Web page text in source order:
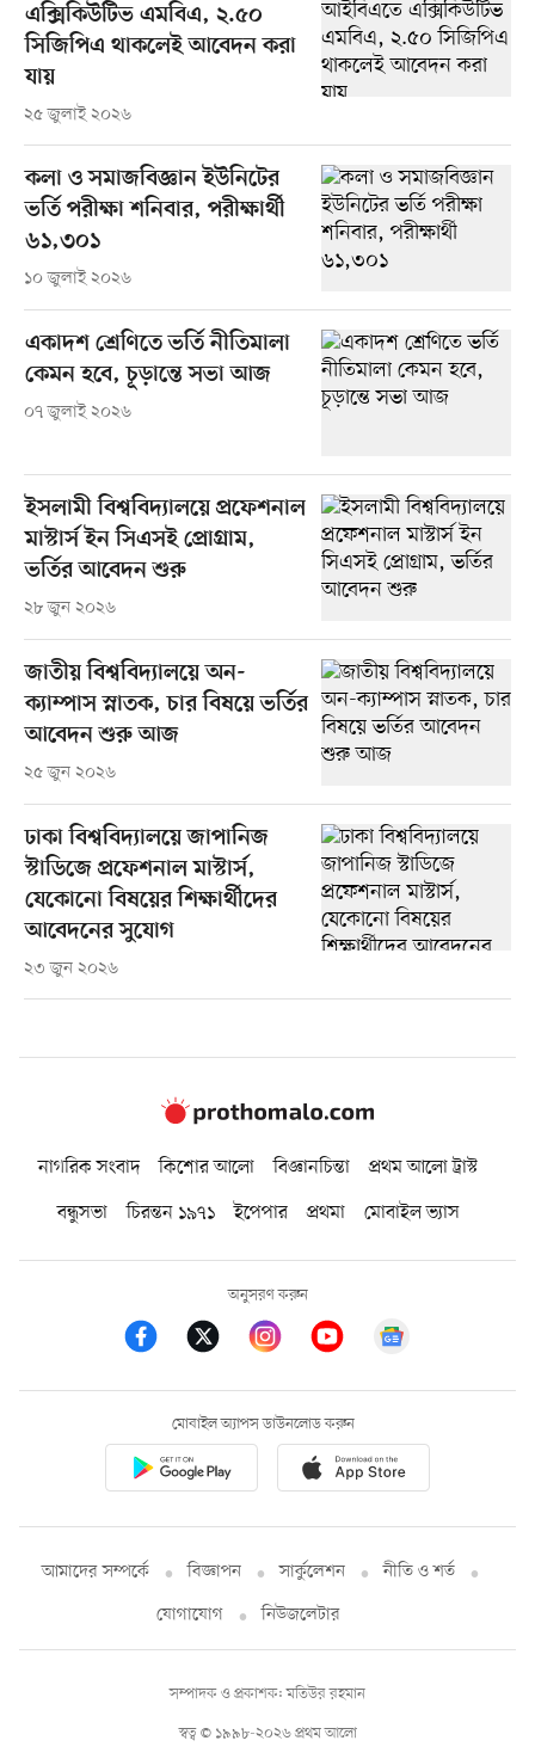
এক্সিকিউটিভ এমবিএ, ২.৫০
সিজিপিএ থাকলেই আবেদন করা
যায়
২৫ জুলাই ২০২৬
কলা ও সমাজবিজ্ঞান ইউনিটের
ভর্তি পরীক্ষা শনিবার, পরীক্ষার্থী
৬১,৩০১
১০ জুলাই ২০২৬
একাদশ শ্রেণিতে ভর্তি নীতিমালা
কেমন হবে, চূড়ান্তে সভা আজ
০৭ জুলাই ২০২৬
ইসলামী বিশ্ববিদ্যালয়ে প্রফেশনাল
মাস্টার্স ইন সিএসই প্রোগ্রাম,
ভর্তির আবেদন শুরু
২৮ জুন ২০২৬
জাতীয় বিশ্ববিদ্যালয়ে অন-
ক্যাম্পাস স্নাতক, চার বিষয়ে ভর্তির
আবেদন শুরু আজ
২৫ জুন ২০২৬
ঢাকা বিশ্ববিদ্যালয়ে জাপানিজ
স্টাডিজে প্রফেশনাল মাস্টার্স,
যেকোনো বিষয়ের শিক্ষার্থীদের
আবেদনের সুযোগ
২৩ জুন ২০২৬
নাগরিক সংবাদ কিশোর আলো বিজ্ঞানচিন্তা
প্রথম আলো ট্রাস্ট
বন্ধুসভা
চিরন্তন ১৯৭১ ইপেপার প্রথমা মোবাইল ভ্যাস
অনুসরণ করুন
মোবাইল অ্যাপস ডাউনলোড করুন
আমাদের সম্পর্কে বিজ্ঞাপন সার্কুলেশন
নীতি ও শর্ত
যোগাযোগ
নিউজলেটার
স্বত্ব © ১৯৯৮-২০২৬ প্রথম আলো
সম্পাদক ও প্রকাশক: মতিউর রহমান